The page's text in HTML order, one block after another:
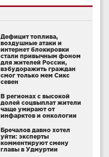
Дефицит топлива,
воздушные атаки и
интернет блокировки
стали привычным фоном
для жителей России,
взбудоражить граждан
смог только мем Сикс
севен
В регионах с высокой
долей соцвыплат жители
чаще умирают от
инфарктов и онкологии
Бречалов давно хотел
уйти: эксперты
комментируют смену
главы в Удмуртии